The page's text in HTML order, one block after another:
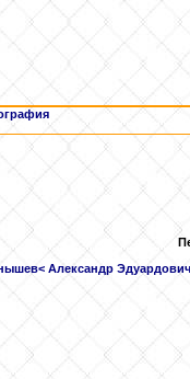
< Александр Эдуардович